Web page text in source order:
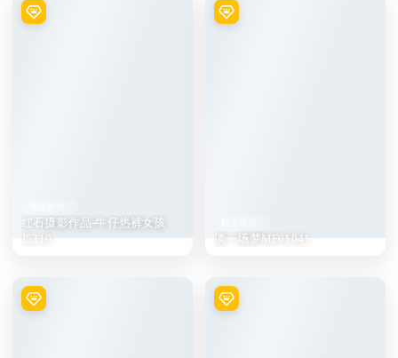
红石摄影作品-牛仔热裤女孩
J5210
淡一场梦MF01041